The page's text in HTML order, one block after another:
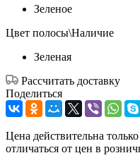
Зеленое
Цвет полосы\Наличие
Зеленая
Рассчитать доставку
Поделиться
Цена действительна
отличаться от цен в